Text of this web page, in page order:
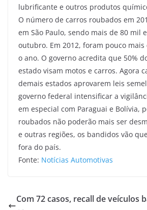
lubrificante e outros produtos
O número de carros roubados em
em São Paulo, sendo mais de 80 mil
outubro. Em 2012, foram pouco
o ano. O governo acredita que 50%
estado visam motos e carros. Agora
demais estados aprovarem leis
governo federal intensificar a
em especial com Paraguai e Bolívia,
roubados não poderão mais ser
e outras regiões, os bandidos vão
fora do país.
Fonte: Notícias Automotivas
Com 72 casos, recall de veículos